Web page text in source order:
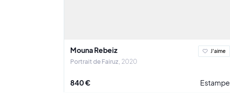
Mouna Rebeiz
Portrait de Fairuz 2020
J'aime
840 € Estampe